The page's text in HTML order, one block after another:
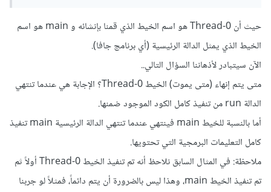
حيث أن Thread-0 هو اسم الخيط الذي قمنا بإنشائه و main هو اسم
الخيط الذي يمثل الدالة الرئيسية (أي برنامج جافا).
الآن سيتبادر لأذهاننا السؤال التالي..
متى يتم إنهاء (متى يموت) الخيط Thread-0؟ الإجابة هي عندما تنتهي
الدالة run من تنفيذ كامل الكود الموجود ضمنها.
أما بالنسبة للخيط main فينتهي عندما تنتهي الدالة الرئيسية main تنفيذ
كامل التعليمات البرمجية التي تحتويها.
ملاحظة: في المثال السابق نلاحظ أنه تم تنفيذ الخيط Thread-0 أولاً ثم
تم تنفيذ الخيط main، وهذا ليس بالضرورة أن يتم دائماً، فمثلاً لو جربنا